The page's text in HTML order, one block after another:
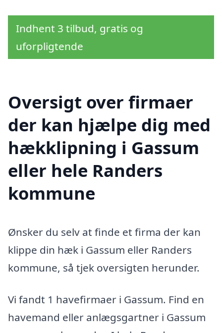
Indhent 3 tilbud, gratis og
uforpligtende
Oversigt over firmaer
der kan hjælpe dig med
hækklipning i Gassum
eller hele Randers
kommune
Ønsker du selv at finde et firma der kan
klippe din hæk i Gassum eller Randers
kommune, så tjek oversigten herunder.
Vi fandt 1 havefirmaer i Gassum. Find en
havemand eller anlægsgartner i Gassum